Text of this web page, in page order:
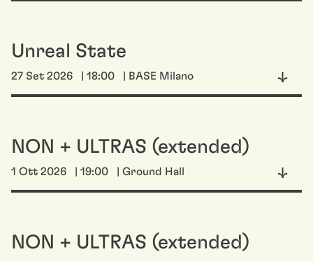
Unreal State
27 Set 2026 | 18:00 | BASE Milano
NON + ULTRAS (extended)
1 Ott 2026 | 19:00 | Ground Hall
NON + ULTRAS (extended)